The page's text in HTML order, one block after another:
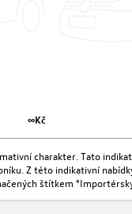
∞Kč
charakter. Tato
Z této indikativní
štítkem